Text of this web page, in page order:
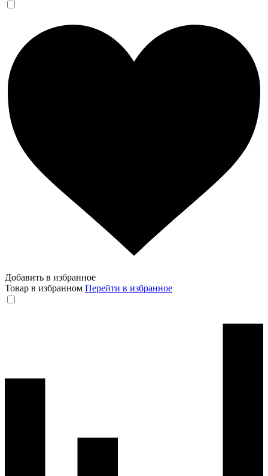
Добавить в избранное
Товар в избранном Перейти в избранное